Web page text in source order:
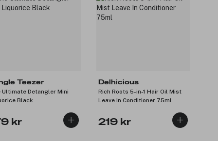
Teezer
Ultimate Detangler Mini
Black
kr
Delhicious
Rich Roots 5-in-1 Hair Oil Mist
Leave In Conditioner 75ml
219 kr